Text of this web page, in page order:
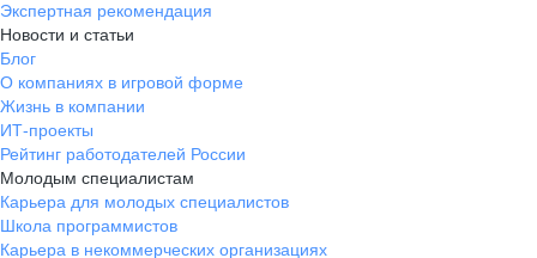
Экспертная рекомендация
Новости и статьи
Блог
О компаниях в игровой форме
Жизнь в компании
ИТ-проекты
Рейтинг работодателей России
Молодым специалистам
Карьера для молодых специалистов
Школа программистов
Карьера в некоммерческих организациях